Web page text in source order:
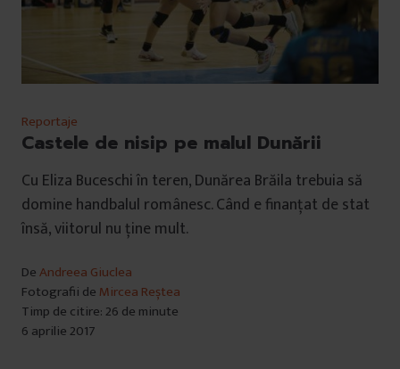
Reportaje
Castele de nisip pe malul Dunării
Cu Eliza Buceschi în teren, Dunărea Brăila trebuia să
domine handbalul românesc. Când e finanțat de stat
însă, viitorul nu ține mult.
DeAndreea Giuclea
Fotografii de Mircea Reștea
Timp de citire: 26 de minute
6 aprilie 2017